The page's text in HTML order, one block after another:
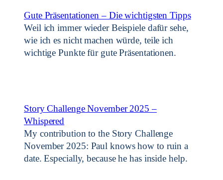
Gute Präsentationen – Die wichtigsten Tipps
Weil ich immer wieder Beispiele dafür sehe,
wie ich es nicht machen würde, teile ich
wichtige Punkte für gute Präsentationen.
Story Challenge November 2025 –
Whispered
My contribution to the Story Challenge
November 2025: Paul knows how to ruin a
date. Especially, because he has inside help.